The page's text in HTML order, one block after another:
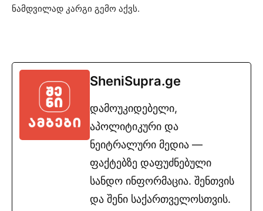
ნამდვილად კარგი გემო აქვს.
SheniSupra.ge
დამოუკიდებელი,
აპოლიტიკური და
ნეიტრალური მედია —
ფაქტებზე დაფუძნებული
სანდო ინფორმაცია. შენთვის
და შენი საქართველოსთვის.